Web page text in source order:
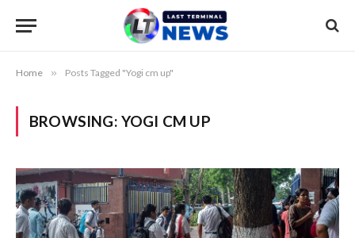
Home » Posts Tagged "Yogi cm up"
BROWSING: YOGI CM UP